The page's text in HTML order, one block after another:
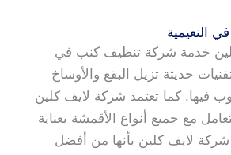
النعيمية
خدمة شركة تنظيف كنب في
حديثة تزيل البقع والأوساخ
فيها. كما تعتمد شركة لايف كلين
مع جميع أنواع الأقمشة بعناية
لايف كلين بأنها من أفضل